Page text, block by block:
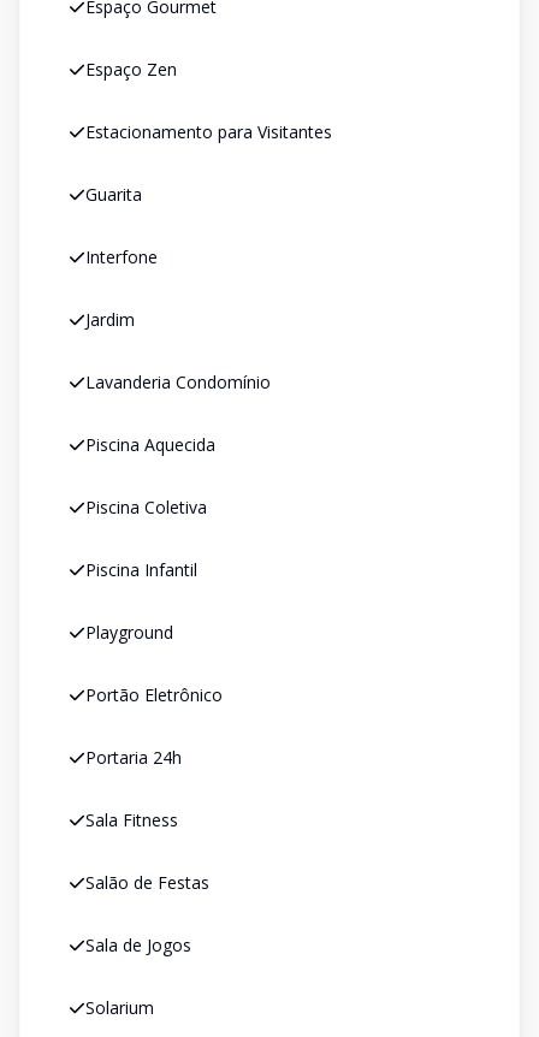
Espaço Gourmet
Espaço Zen
Estacionamento para Visitantes
Guarita
Interfone
Jardim
Lavanderia Condomínio
Piscina Aquecida
Piscina Coletiva
Piscina Infantil
Playground
Portão Eletrônico
Portaria 24h
Sala Fitness
Salão de Festas
Sala de Jogos
Solarium